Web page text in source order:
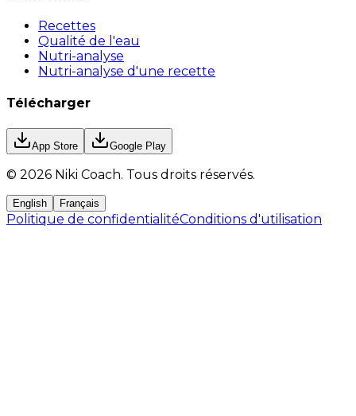
Recettes
Qualité de l'eau
Nutri-analyse
Nutri-analyse d'une recette
Télécharger
App Store Google Play
© 2026 Niki Coach. Tous droits réservés.
English Français
Politique de confidentialitéConditions d'utilisation